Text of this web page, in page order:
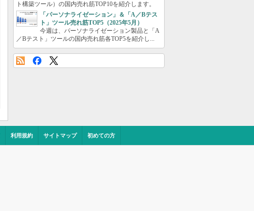
ト構築ツール）の国内売れ筋TOP10を紹介します。
「パーソナライゼーション」＆「A／Bテス
ト」ツール売れ筋TOP5（2025年5月）
今週は、パーソナライゼーション製品と「A
／Bテスト」ツールの国内売れ筋各TOP5を紹介し...
利用規約 サイトマップ 初めての方